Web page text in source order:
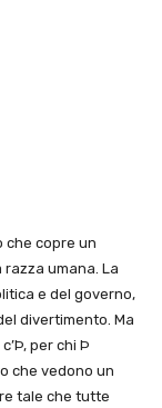
che copre un
umana. La
e del governo,
divertimento. Ma
per chi Þ
che vedono un
tale che tutte